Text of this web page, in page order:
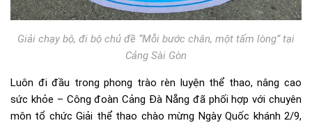
Giải chạy bộ, đi bộ chủ đề “Mỗi bước chân, một tấm lòng” tại
Cảng Sài Gòn
Luôn đi đầu trong phong trào rèn luyện thể thao, nâng cao
sức khỏe – Công đoàn Cảng Đà Nẵng đã phối hợp với chuyên
môn tổ chức Giải thể thao chào mừng Ngày Quốc khánh 2/9,